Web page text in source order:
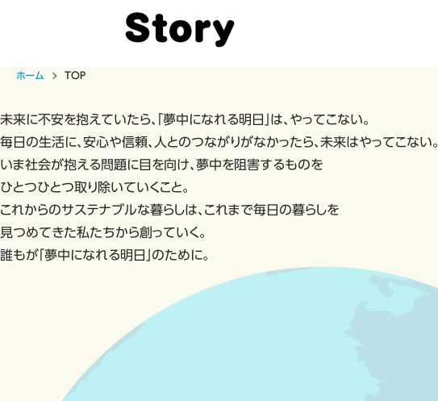
ホーム TOP
未来に不安を抱えていたら、「夢中になれる明日」は、やってこない。
毎日の生活に、安心や信頼、人とのつながりがなかったら、未来はやってこない。
いま社会が抱える問題に目を向け、夢中を阻害するものを
ひとつひとつ取り除いていくこと。
これからのサステナブルな暮らしは、これまで毎日の暮らしを
見つめてきた私たちから創っていく。
誰もが「夢中になれる明日」のために。